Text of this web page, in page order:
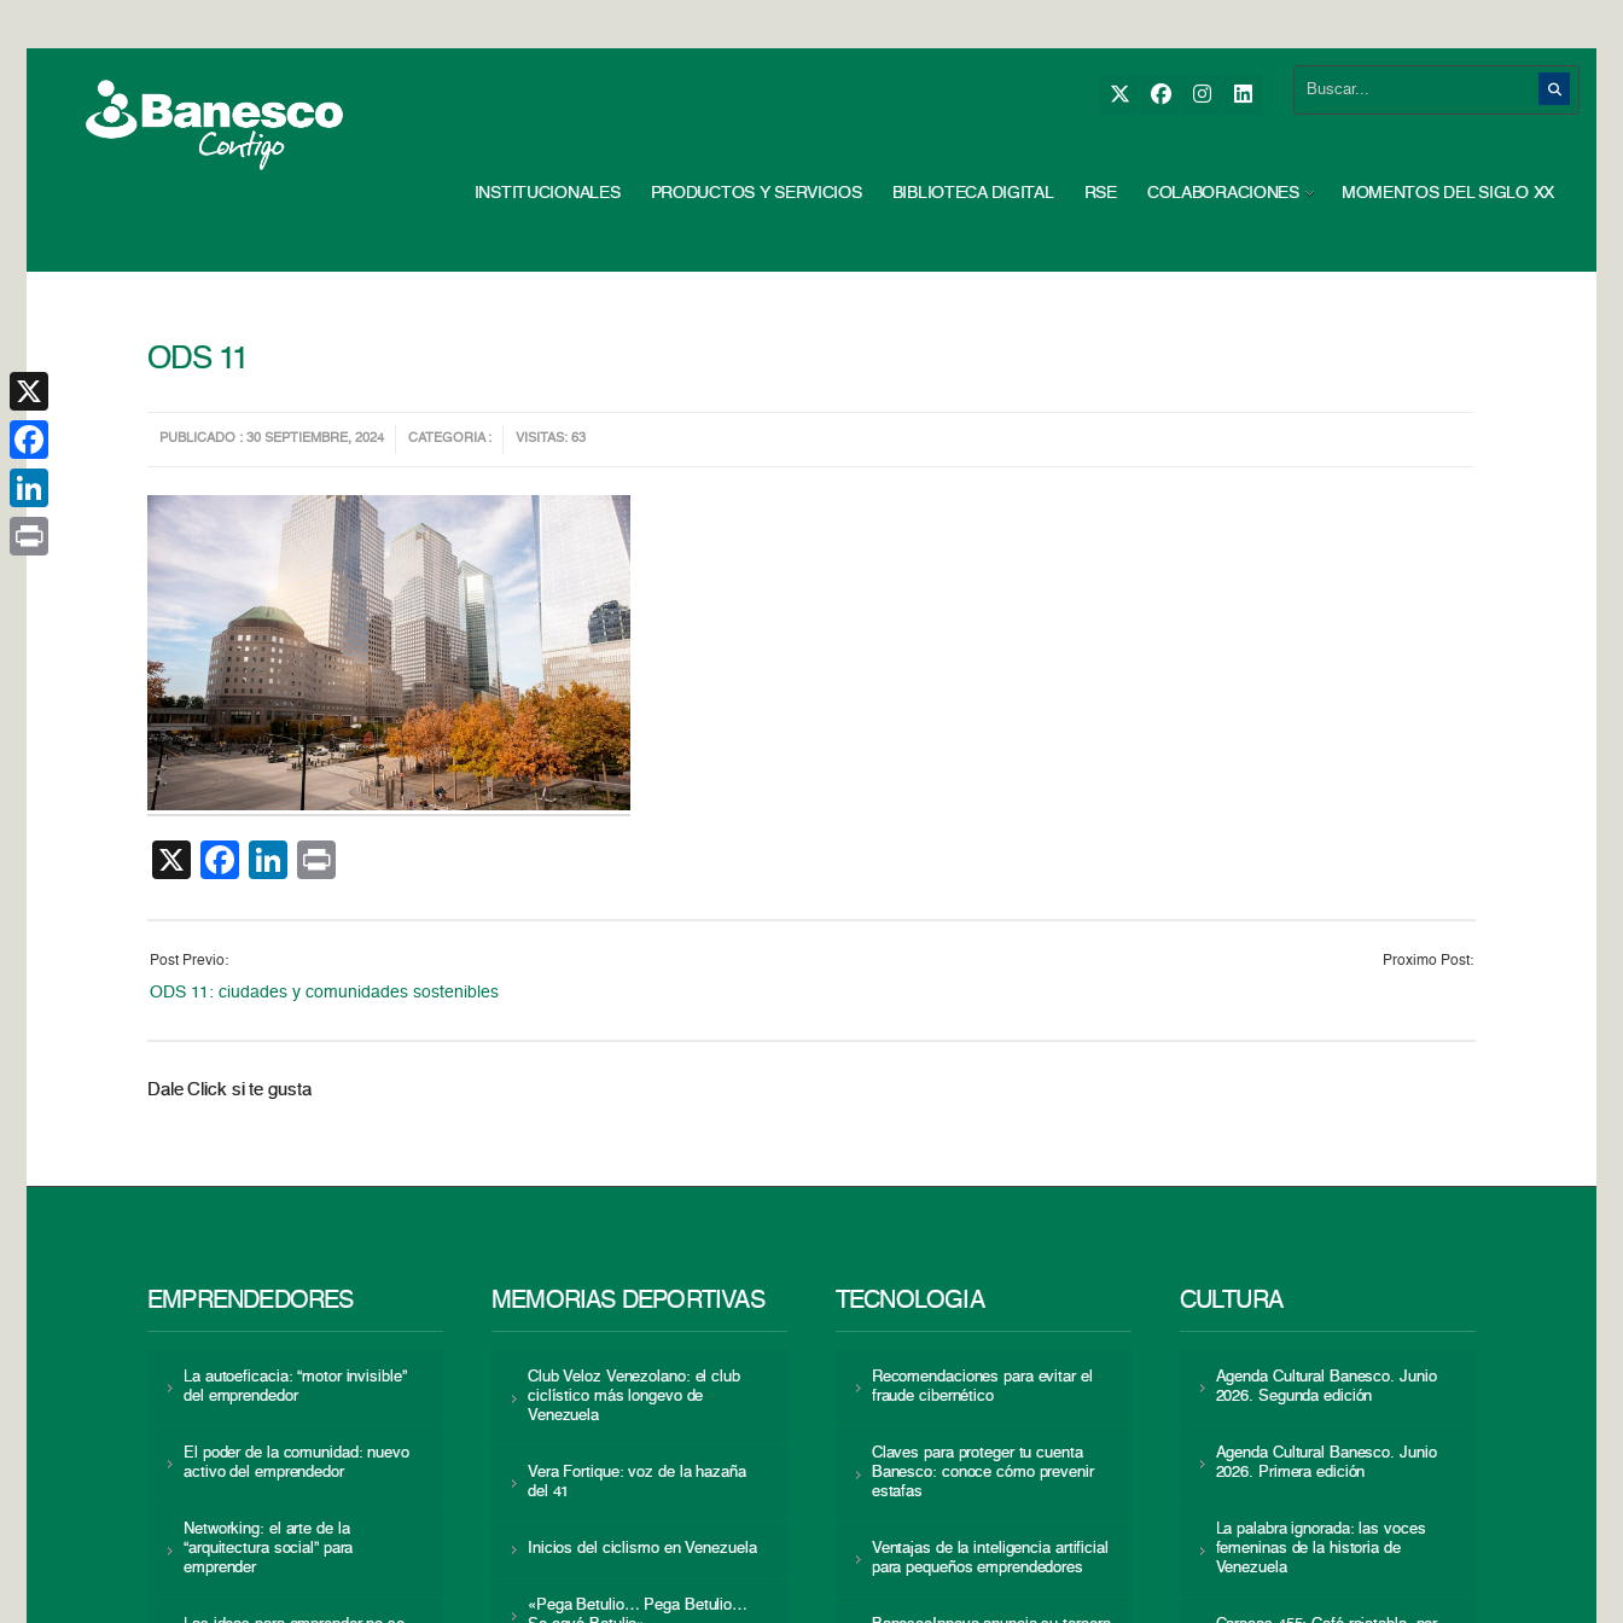
INSTITUCIONALES PRODUCTOS Y SERVICIOS BIBLIOTECA DIGITAL RSE COLABORACIONES MOMENTOS DEL SIGLO XX
ODS 11
PUBLICADO : 30 SEPTIEMBRE, 2024 CATEGORIA : VISITAS: 63
X Facebook
LinkedIn
Post Previo:
ODS 11: ciudades y comunidades sostenibles
Proximo Post:
Dale Click si te gusta
EMPRENDEDORES
La autoeficacia: “motor invisible”
del emprendedor
El poder de la comunidad: nuevo
activo del emprendedor
Networking: el arte de la
“arquitectura social” para
emprender
MEMORIAS DEPORTIVAS
Club Veloz Venezolano: el club
ciclístico más longevo de
Venezuela
Vera Fortique: voz de la hazaña
del 41
Inicios del ciclismo en Venezuela
«Pega Betulio… Pega Betulio…
TECNOLOGÍA
Recomendaciones para evitar el
fraude cibernético
Claves para proteger tu cuenta
Banesco: conoce cómo prevenir
estafas
Ventajas de la inteligencia artificial
para pequeños emprendedores
CULTURA
Agenda Cultural Banesco. Junio
2026. Segunda edición
Agenda Cultural Banesco. Junio
2026. Primera edición
La palabra ignorada: las voces
femeninas de la historia de
Venezuela
X
Facebook
LinkedIn